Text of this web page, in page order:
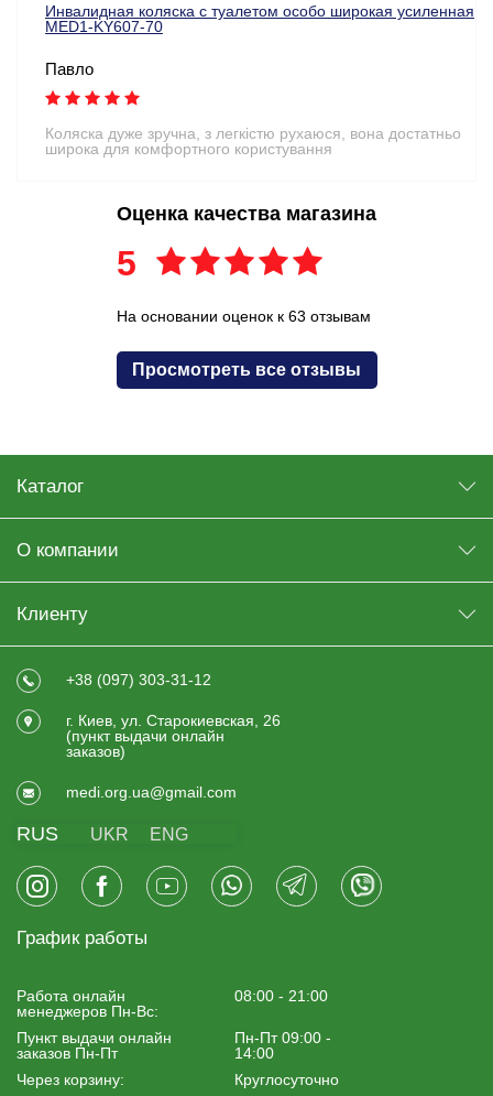
Инвалидная коляска с туалетом особо широкая усиленная
MED1-KY607-70
Павло
Коляска дуже зручна, з легкістю рухаюся, вона достатньо
широка для комфортного користування
Оценка качества магазина
5
На основании оценок к 63 отзывам
Просмотреть все отзывы
Каталог
О компании
Клиенту
+38 (097) 303-31-12
г. Киев, ул. Старокиевская, 26
(пункт выдачи онлайн
заказов)
medi.org.ua@gmail.com
RUS UKR ENG
График работы
Работа онлайн
менеджеров Пн-Вс:
08:00 - 21:00
Пункт выдачи онлайн
заказов Пн-Пт
Пн-Пт 09:00 -
14:00
Через корзину:
Круглосуточно